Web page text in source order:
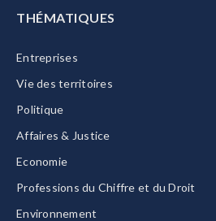
THÉMATIQUES
Entreprises
Vie des territoires
Politique
Affaires & Justice
Economie
Professions du Chiffre et du Droit
Environnement